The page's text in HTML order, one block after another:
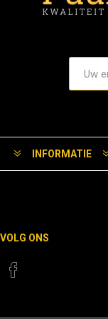
INFORMATIE
VOLG ONS